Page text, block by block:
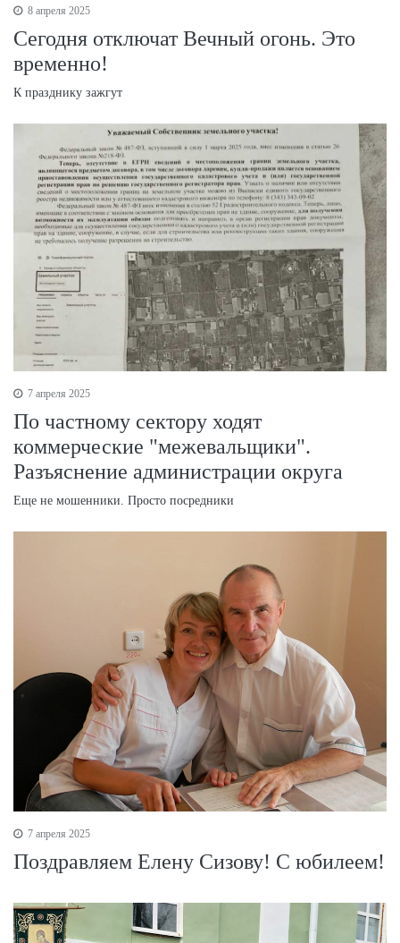
8 апреля 2025
Сегодня отключат Вечный огонь. Это
временно!
К празднику зажгут
7 апреля 2025
По частному сектору ходят
коммерческие "межевальщики".
Разъяснение администрации округа
Еще не мошенники. Просто посредники
7 апреля 2025
Поздравляем Елену Сизову! С юбилеем!